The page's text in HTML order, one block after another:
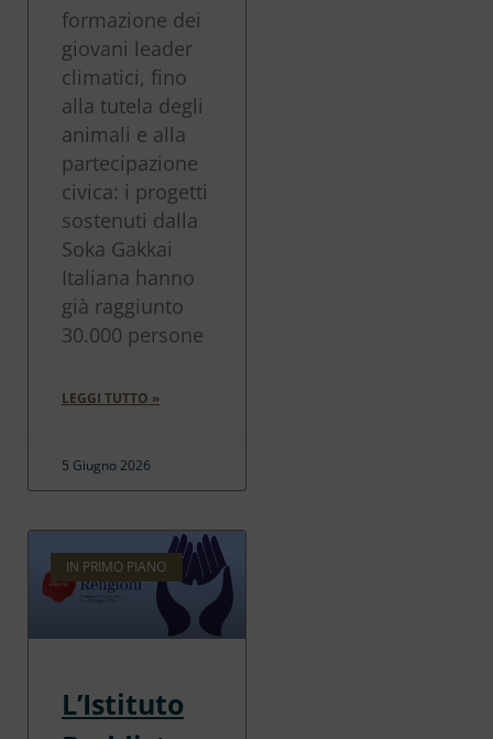
formazione dei
giovani leader
climatici, fino
alla tutela degli
animali e alla
partecipazione
civica: i progetti
sostenuti dalla
Soka Gakkai
Italiana hanno
già raggiunto
30.000 persone
LEGGI TUTTO »
5 Giugno 2026
IN PRIMO PIANO
L’Istituto